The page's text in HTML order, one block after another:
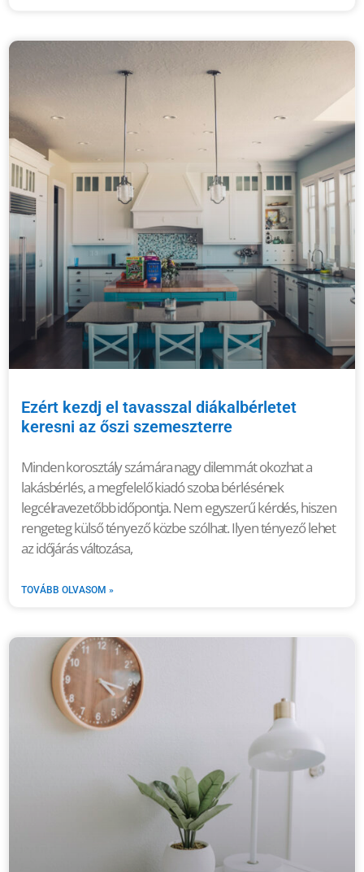
Ezért kezdj el tavasszal diákalbérletet
keresni az őszi szemeszterre
Minden korosztály számára nagy dilemmát okozhat a
lakásbérlés, a megfelelő kiadó szoba bérlésének
legcélravezetőbb időpontja. Nem egyszerű kérdés, hiszen
rengeteg külső tényező közbe szólhat. Ilyen tényező lehet
az időjárás változása,
TOVÁBB OLVASOM »